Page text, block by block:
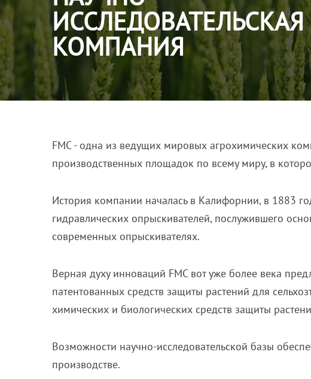
ИССЛЕДОВАТЕЛЬСКАЯ
КОМПАНИЯ
FMC - одна из ведущих мировых агрохимических
производственных площадок по всему миру, в
История компании началась в Калифорнии, в 1883
гидравлических опрыскивателей, послужившего
современных опрыскивателях.
Верная духу инноваций FMC вот уже более века
патентованных средств защиты растений для
химических и биологических средств защиты
Возможности научно-исследовательской базы
производстве.